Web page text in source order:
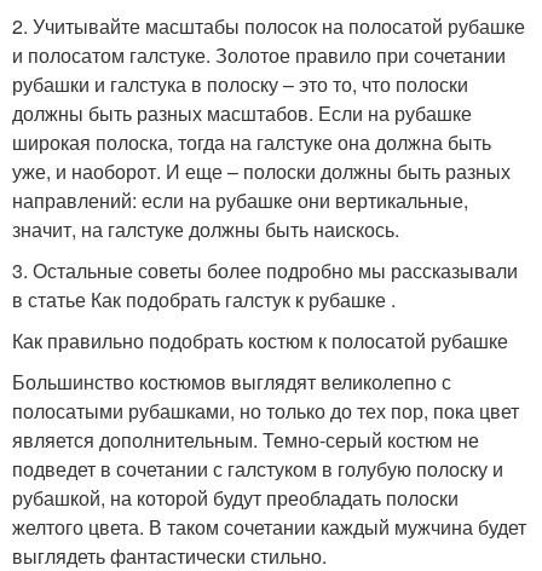
2. Учитывайте масштабы полосок на полосатой рубашке
и полосатом галстуке. Золотое правило при сочетании
рубашки и галстука в полоску – это то, что полоски
должны быть разных масштабов. Если на рубашке
широкая полоска, тогда на галстуке она должна быть
уже, и наоборот. И еще – полоски должны быть разных
направлений: если на рубашке они вертикальные,
значит, на галстуке должны быть наискось.
3. Остальные советы более подробно мы рассказывали
в статье Как подобрать галстук к рубашке .
Как правильно подобрать костюм к полосатой рубашке
Большинство костюмов выглядят великолепно с
полосатыми рубашками, но только до тех пор, пока цвет
является дополнительным. Темно-серый костюм не
подведет в сочетании с галстуком в голубую полоску и
рубашкой, на которой будут преобладать полоски
желтого цвета. В таком сочетании каждый мужчина будет
выглядеть фантастически стильно.